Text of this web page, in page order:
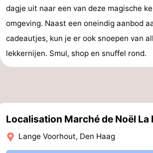
dagje uit naar een van deze magische
omgeving. Naast een oneindig aanbod
cadeautjes, kun je er ook snoepen van
lekkernijen. Smul, shop en snuffel rond.
Localisation Marché de Noël La
Lange Voorhout, Den Haag